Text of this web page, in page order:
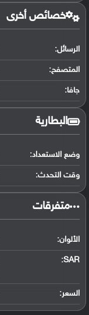
خصائص أخرى
الرسائل:
المتصفح:
جافا:
البطارية
وضع الاستعداد:
وقت التحدث:
‏متفرقات‏
الألوان:
SAR
:
السعر: